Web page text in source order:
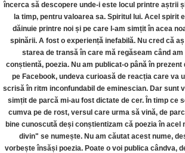
încerca să descopere unde-i este locul printre aștrii
la timp, pentru valoarea sa. Spiritul lui. Acel spirit
dăinuie printre noi și pe care l-am simțit în acea
spinării. A fost o experiență inefabilă. Nu cred că
starea de transă în care mă regăseam când
conștientă, poezia. Nu am publicat-o până în
pe Facebook, undeva curioasă de reacția care va
scrisă în ritm inconfundabil de eminescian. Dar sunt
simțit de parcă mi-au fost dictate de cer. În timp ce
cumva pe de rost, versul care urma să vină, de
bine cunoscută deși conștientizam că poezia în acel
divin" se numește. Nu am căutat acest nume,
vorbește însăși poezia. Poate o voi publica cândva,